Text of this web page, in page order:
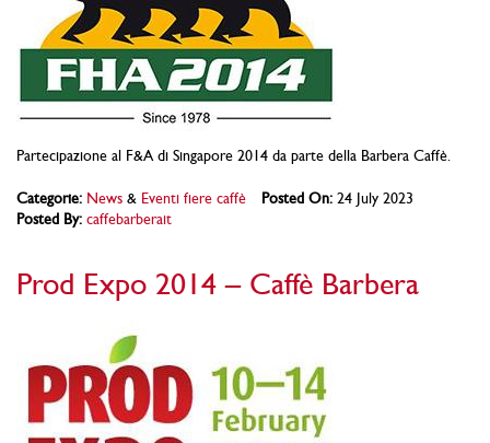
Partecipazione al F&A di Singapore 2014 da parte della Barbera Caffè.
Categorie: News & Eventi fiere caffè Posted On: 24 July 2023
Posted By: caffebarberait
Prod Expo 2014 – Caffè Barbera